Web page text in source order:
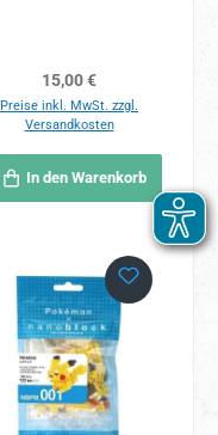
Regulärer Preis:
15,00 €
Preise inkl. MwSt. zzgl.
Versandkosten
In den Warenkorb